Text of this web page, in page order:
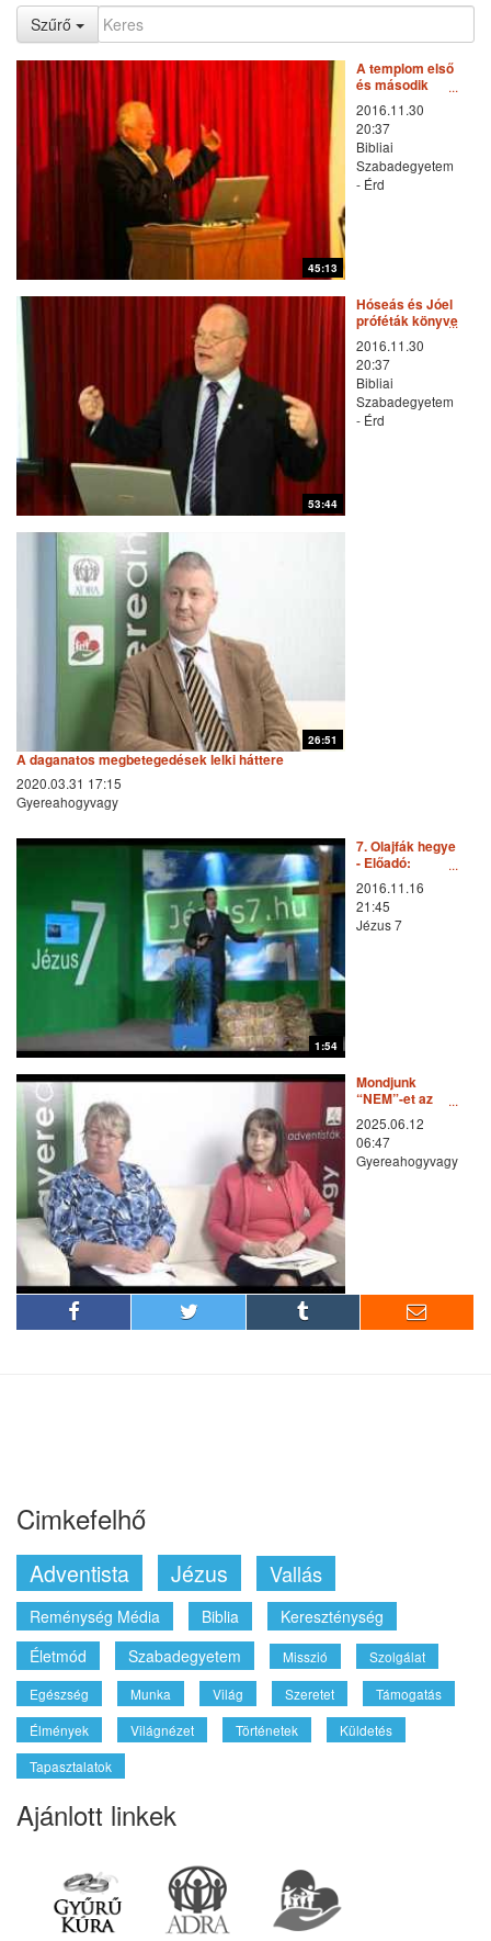
Szűrő
45:13
A templom első
és második
megtisztítása -
Dr. Szilvási
József előadása
2016.11.30
20:37
Bibliai
Szabadegyetem
- Érd
53:44
Hóseás és Jóel
próféták könyve
- Zarka Péter
előadása
2016.11.30
20:37
Bibliai
Szabadegyetem
- Érd
26:51
A daganatos megbetegedések lelki háttere
2020.03.31 17:15
Gyereahogyvagy
1:54
7. Olajfák hegye
- Előadó:
Kovács-Bíró
János
2016.11.16
21:45
Jézus 7
Mondjunk
“NEM”-et az
erőszakra
2025.06.12
06:47
Gyereahogyvagy
Cimkefelhő
Adventista Jézus Vallás
Reménység Média Biblia
Kereszténység
Életmód
Szabadegyetem Misszió
Szolgálat
Egészség
Munka Világ Szeretet
Támogatás
Élmények
Világnézet Történetek
Küldetés
Tapasztalatok
Ajánlott linkek